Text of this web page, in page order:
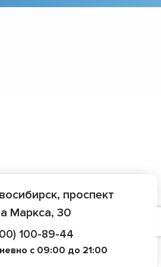
проспект
Маркса, 30
100-89-44
с 09:00 до 21:00